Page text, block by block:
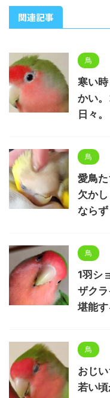
関連記事
鳥
寒い
かい
日々。
鳥
愛鳥
欠か
ならず
鳥
1羽シ
ザク
堪能す
鳥
おじ
若い